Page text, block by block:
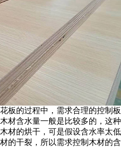
板的过程中，需求合理的控制板
材含水量一般是比较多的，这种
材的烘干，可是假设含水率太低
的干裂，所以需求控制木材的含